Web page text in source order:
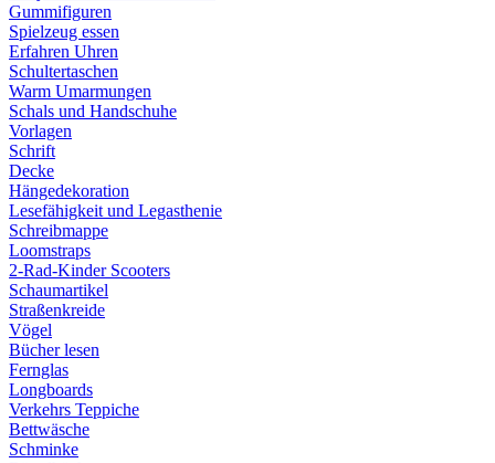
Gummifiguren
Spielzeug essen
Erfahren Uhren
Schultertaschen
Warm Umarmungen
Schals und Handschuhe
Vorlagen
Schrift
Decke
Hängedekoration
Lesefähigkeit und Legasthenie
Schreibmappe
Loomstraps
2-Rad-Kinder Scooters
Schaumartikel
Straßenkreide
Vögel
Bücher lesen
Fernglas
Longboards
Verkehrs Teppiche
Bettwäsche
Schminke